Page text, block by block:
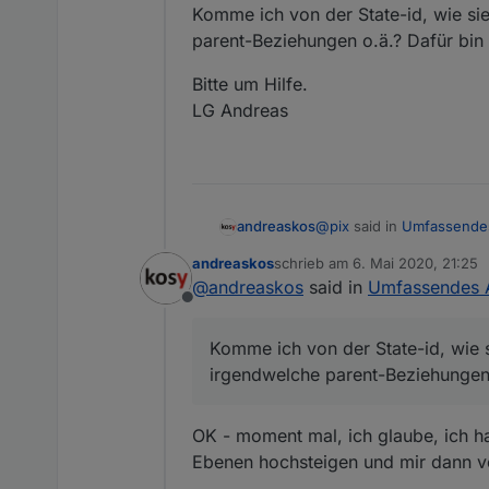
Komme ich von der State-id, wie
parent-Beziehungen o.ä.? Dafür
Bitte um Hilfe.
LG Andreas
andreaskos@pix said in
die Ausgabe des
durchgearbeitet. Jedes
Melder ausgelöst ist
Über diese id kann ich
Was aber sind das für
Komme ich von der
Offline
andreaskosschrieb am 6. Mai 2020, 21:25
zuletzt editiert von
@andreaskos said in Umfassendes
Komme ich von der State-id,
irgendwelche parent-
OK - moment mal, ich glaube, ich
Ebenen hochsteigen und mir dann